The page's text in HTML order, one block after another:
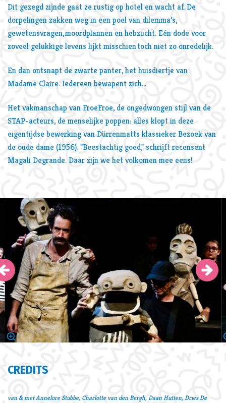
Dit gezegd zijnde gaat ze rustig op hotel en wacht af. De
dorpelingen zakken weg in een poel van dilemma’s,
gewetensvragen, moordplannen en hebzucht. Eén dode voor
zoveel gelukkige levens lijkt misschien toch niet zo onredelijk.
En dan ontsnapt de zwarte panter, het huisdiertje van
Madame Claire. Iedereen bewapent zich…
Het vakmanschap van FroeFroe, de ongedwongen stijl van de
STAP-acteurs, de menselijke poppen: alles klopt in deze
eigentijdse bewerking van Dürrenmatts klassieker Bezoek van
de oude dame (1956). "Beestachtig goed," schrijft recensent
Magali Degrande. Daar zijn we het volkomen mee eens!
Overslaan
CREDITS
van & met Annelore Stubbe, Charlotte van den Bergh, Daan Hutten, Dries De